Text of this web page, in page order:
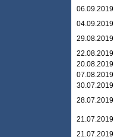
06.09.2019
04.09.2019
29.08.2019
22.08.2019
20.08.2019
07.08.2019
30.07.2019
28.07.2019
21.07.2019
21.07.2019